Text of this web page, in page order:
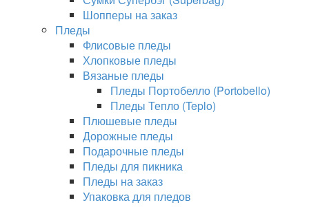
Шопперы на заказ
Пледы
Флисовые пледы
Хлопковые пледы
Вязаные пледы
Пледы Портобелло (Portobello)
Пледы Тепло (Teplo)
Плюшевые пледы
Дорожные пледы
Подарочные пледы
Пледы для пикника
Пледы на заказ
Упаковка для пледов